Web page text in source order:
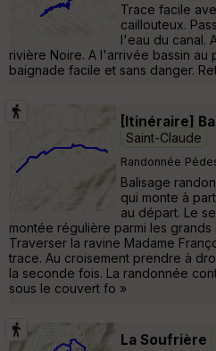
Trace facile
caillouteux.
l'eau du canal.
rivière Noire. A l'arrivée bassin au
baignade facile et sans danger.
[Itinéraire]
Saint-Claude
Randonnée
Balisage
qui monte à
au départ. Le
montée régulière parmi les
Traverser la ravine Madame
trace. Au croisement prendre à
la seconde fois. La randonnée
sous le couvert fo »
La Soufrière